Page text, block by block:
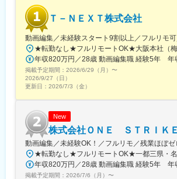
Ｔ－ＮＥＸＴ株式会社
動画編集／未経験スタート9割以上／フルリモ
掲載予定期間： 2026/6/29（月） 〜
2026/9/27（日）
更新日： 2026/7/3（金）
New
株式会社ＯＮＥ ＳＴＲＩＫＥ
動画編集／未経験OK！／フルリモ／残業ほぼゼ
掲載予定期間： 2026/7/6（月） 〜